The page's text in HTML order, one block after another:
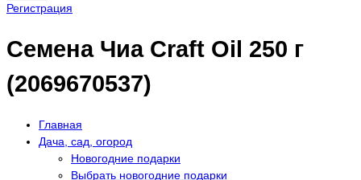
Регистрация
Семена Чиа Craft Oil 250 г
(2069670537)
Главная
Дача, сад, огород
Новогодние подарки
Выбрать новогодние подарки